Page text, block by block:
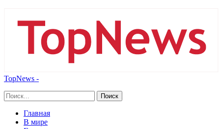
TopNews -
Главная
В мире